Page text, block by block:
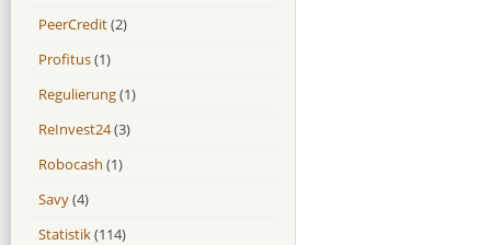
PeerCredit(2)
Profitus(1)
Regulierung(1)
ReInvest24(3)
Robocash (1)
Savy(4)
Statistik(114)